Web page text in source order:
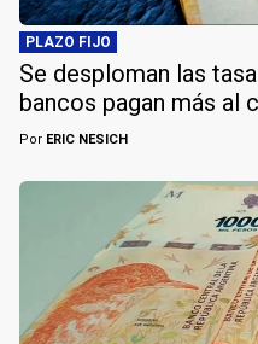
PLAZO FIJO
Se desploman las
bancos pagan más al
Por ERIC NESICH